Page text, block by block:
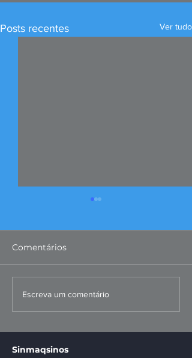
Posts recentes Ver tudo
FIERGS: corte da Selic é
positivo, mas
Comentários
Escreva um comentário
Sinmaqsinos